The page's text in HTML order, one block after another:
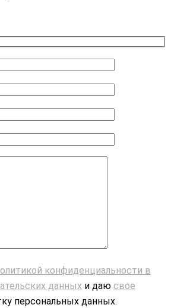
конфиденциальности в
данных и даю свое
персональных данных.